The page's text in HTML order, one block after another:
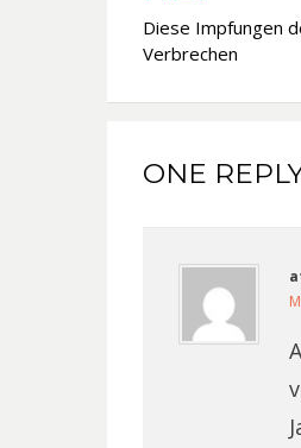
Diese Impfungen
Verbrechen
ONE